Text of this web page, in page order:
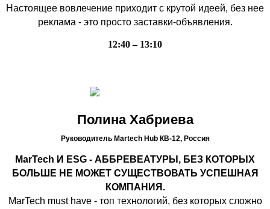
Настоящее вовлечение приходит с крутой идеей, без нее
реклама - это просто заставки-объявления.
12:40 – 13:10
Полина Хабриева
Руководитель Martech Hub КВ-12, Россия
MarTech И ESG - АББРЕВЕАТУРЫ, БЕЗ КОТОРЫХ
БОЛЬШЕ НЕ МОЖЕТ СУЩЕСТВОВАТЬ УСПЕШНАЯ
КОМПАНИЯ.
MarTech must have - топ технологий, без которых сложно